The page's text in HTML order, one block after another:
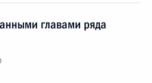
главами ряда